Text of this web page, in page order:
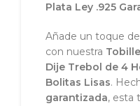
Plata Ley .925
Añade un toque
con nuestra
Dije Trebol de 4
Bolitas Lisas.
garantizada, esta